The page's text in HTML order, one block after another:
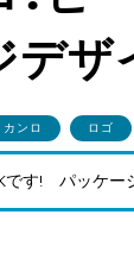
デザ
カンロ ロゴ
です! パッケー